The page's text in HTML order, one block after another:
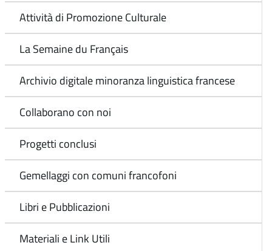
Attività di Promozione Culturale
La Semaine du Français
Archivio digitale minoranza linguistica francese
Collaborano con noi
Progetti conclusi
Gemellaggi con comuni francofoni
Libri e Pubblicazioni
Materiali e Link Utili